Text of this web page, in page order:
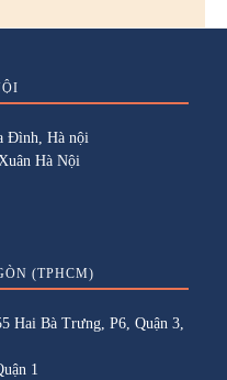
Đình, Hà nội
Hà Nội
(TPHCM)
Hai Bà Trưng, P6, Quận 3,
1